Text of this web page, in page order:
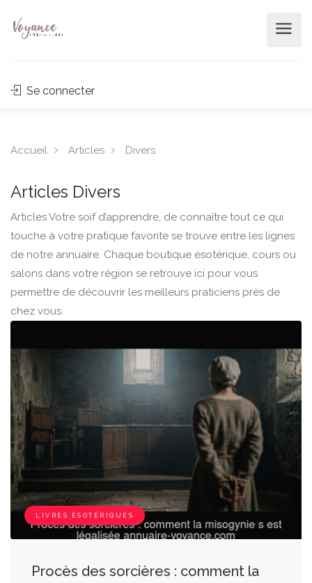
Se connecter
Accueil Articles Divers
Articles Divers
Articles Votre soif d’apprendre, de connaître tout ce qui
touche à votre pratique favorite se trouve entre les lignes
de notre annuaire. Chaque boutique ésotérique, cours ou
salons dans votre région se retrouve ici pour vous
permettre de découvrir les meilleurs praticiens près de
chez vous.
LIVRES ÉSOTÉRIQUES
Procès des sorcières : comment la